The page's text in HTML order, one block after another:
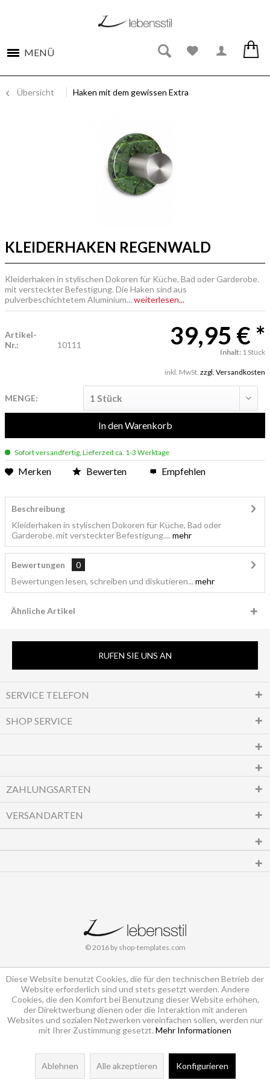
MENÜ
Übersicht Haken mit dem gewissen Extra
KLEIDERHAKEN REGENWALD
Kleiderhaken in stylischen Dokoren für Küche, Bad oder Garderobe.
mit versteckter Befestigung. Die Haken sind aus
pulverbeschichtetem Aluminium... weiterlesen...
Artikel-
Nr.:
10111 39,95 € *
Inhalt: 1 Stück
inkl. MwSt. zzgl. Versandkosten
MENGE:
In denWarenkorb
Sofort versandfertig, Lieferzeit ca. 1-3 Werktage
Merken Bewerten Empfehlen
Beschreibung
Kleiderhaken in stylischen Dokoren für Küche, Bad oder
Garderobe. mit versteckter Befestigung.... mehr
Bewertungen
0
Bewertungen lesen, schreiben und diskutieren... mehr
Ähnliche Artikel
RUFEN SIE UNS AN
SERVICE TELEFON
SHOP SERVICE
ZAHLUNGSARTEN
VERSANDARTEN
© 2016 by shop-templates.com
Diese Website benutzt Cookies, die für den technischen Betrieb der
Website erforderlich sind und stets gesetzt werden. Andere
Cookies, die den Komfort bei Benutzung dieser Website erhöhen,
der Direktwerbung dienen oder die Interaktion mit anderen
Websites und sozialen Netzwerken vereinfachen sollen, werden nur
mit Ihrer Zustimmung gesetzt. Mehr Informationen
Ablehnen Alle akzeptieren Konfigurieren